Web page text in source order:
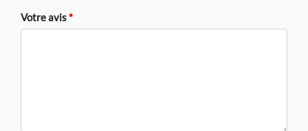
Votre avis*